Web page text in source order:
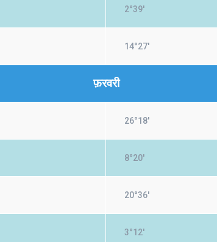
2°39'
14°27'
फ़रवरी
26°18'
8°20'
20°36'
3°12'